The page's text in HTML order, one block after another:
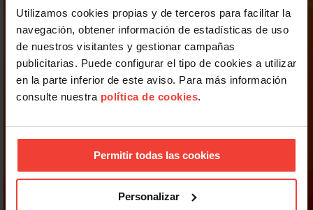
Utilizamos cookies propias y de terceros para facilitar la
navegación, obtener información de estadísticas de uso
de nuestros visitantes y gestionar campañas
publicitarias. Puede configurar el tipo de cookies a utilizar
en la parte inferior de este aviso. Para más información
consulte nuestra política de cookies.
Permitir todas las cookies
Personalizar